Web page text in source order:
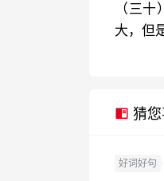
（三
大，但
猜
好词好句